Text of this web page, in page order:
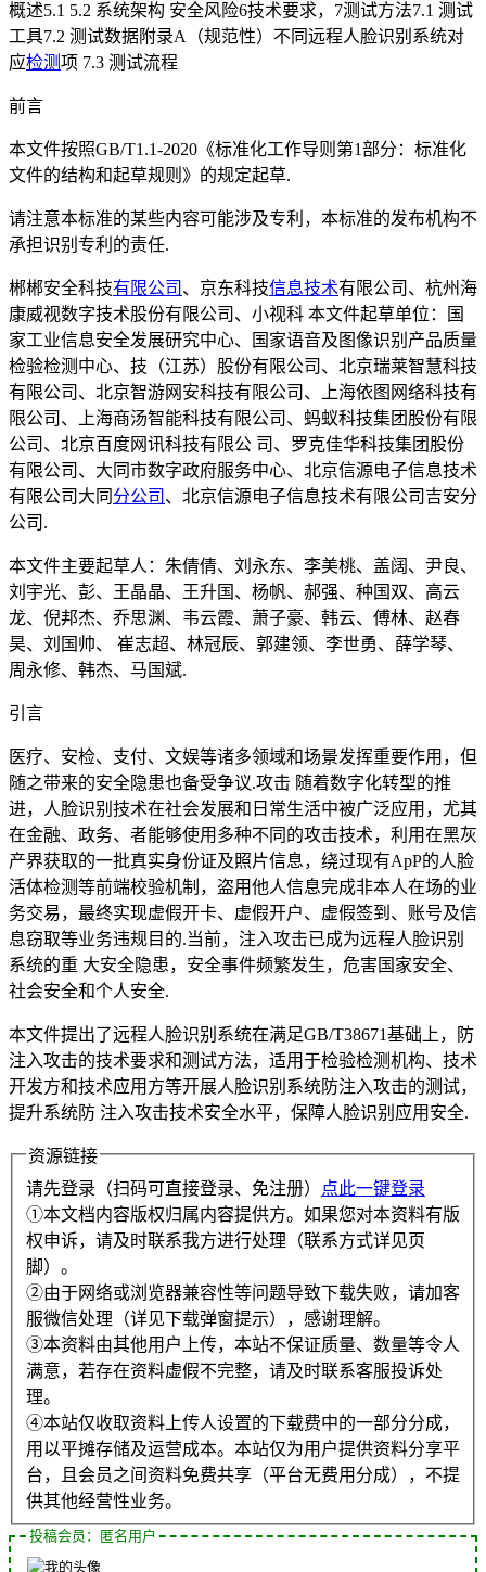
概述5.1 5.2 系统架构 安全风险6技术要求，7测试方法7.1 测试
工具7.2 测试数据附录A（规范性）不同远程人脸识别系统对
应检测项 7.3 测试流程
前言
本文件按照GB/T1.1-2020《标准化工作导则第1部分：标准化
文件的结构和起草规则》的规定起草.
请注意本标准的某些内容可能涉及专利，本标准的发布机构不
承担识别专利的责任.
郴郴安全科技有限公司 、京东科技信息技术有限公司、杭州海
康威视数字技术股份有限公司、小视科 本文件起草单位：国
家工业信息安全发展研究中心、国家语音及图像识别产品质量
检验检测中心、技（江苏）股份有限公司、北京瑞莱智慧科技
有限公司、北京智游网安科技有限公司、上海依图网络科技有
限公司、上海商汤智能科技有限公司、蚂蚁科技集团股份有限
公司、北京百度网讯科技有限公 司、罗克佳华科技集团股份
有限公司、大同市数字政府服务中心、北京信源电子信息技术
有限公司大同 分公司 、北京信源电子信息技术有限公司吉安分
公司.
本文件主要起草人：朱倩倩、刘永东、李美桃、盖阔、尹良、
刘宇光、彭、王晶晶、王升国、杨帆、郝强、种国双、高云
龙、倪邦杰、乔思渊、韦云霞、萧子豪、韩云、傅林、赵春
昊、刘国帅、 崔志超、林冠辰、郭建领、李世勇、薛学琴、
周永修、韩杰、马国斌.
引言
医疗、安检、支付、文娱等诸多领域和场景发挥重要作用，但
随之带来的安全隐患也备受争议.攻击 随着数字化转型的推
进，人脸识别技术在社会发展和日常生活中被广泛应用，尤其
在金融、政务、者能够使用多种不同的攻击技术，利用在黑灰
产界获取的一批真实身份证及照片信息，绕过现有ApP的人脸
活体检测等前端校验机制，盗用他人信息完成非本人在场的业
务交易，最终实现虚假开卡、虚假开户、虚假签到、账号及信
息窃取等业务违规目的.当前，注入攻击已成为远程人脸识别
系统的重 大安全隐患，安全事件频繁发生，危害国家安全、
社会安全和个人安全.
本文件提出了远程人脸识别系统在满足GB/T38671基础上，防
注入攻击的技术要求和测试方法，适用于检验检测机构、技术
开发方和技术应用方等开展人脸识别系统防注入攻击的测试，
提升系统防 注入攻击技术安全水平，保障人脸识别应用安全.
资源链接
请先登录（扫码可直接登录、免注册）
点此一键登录
①本文档内容版权归属内容提供方。如果您对本资料有版
权申诉，请及时联系我方进行处理（联系方式详见页
脚）。
②由于网络或浏览器兼容性等问题导致下载失败，请加客
服微信处理（详见下载弹窗提示），感谢理解。
③本资料由其他用户上传，本站不保证质量、数量等令人
满意，若存在资料虚假不完整，请及时联系客服投诉处
理。
④本站仅收取资料上传人设置的下载费中的一部分分成，
用以平摊存储及运营成本。本站仅为用户提供资料分享平
台，且会员之间资料免费共享（平台无费用分成），不提
供其他经营性业务。
投稿会员：匿名用户